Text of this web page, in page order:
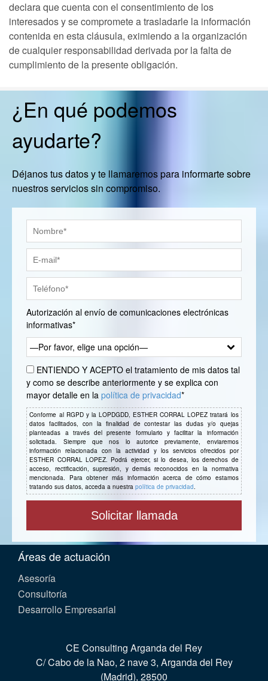
declara que cuenta con el consentimiento de los
interesados y se compromete a trasladarle la información
contenida en esta cláusula, eximiendo a la organización
de cualquier responsabilidad derivada por la falta de
cumplimiento de la presente obligación.
¿En qué podemos
ayudarte?
Déjanos tus datos y te llamaremos para informarte sobre
nuestros servicios sin compromiso.
Autorización al envío de comunicaciones electrónicas
informativas*
—Por favor, elige una opción—
ENTIENDO Y ACEPTO el tratamiento de mis datos tal
y como se describe anteriormente y se explica con
mayor detalle en lapolítica de privacidad*
Conforme al RGPD y la LOPDGDD, ESTHER CORRAL LOPEZ tratará los
datos facilitados, con la finalidad de contestar las dudas y/o quejas
planteadas a través del presente formulario y facilitar la información
solicitada. Siempre que nos lo autorice previamente, enviaremos
información relacionada con la actividad y los servicios ofrecidos por
ESTHER CORRAL LOPEZ. Podrá ejercer, si lo desea, los derechos de
acceso, rectificación, supresión, y demás reconocidos en la normativa
mencionada. Para obtener más información acerca de cómo estamos
tratando sus datos, acceda a nuestrapolítica de privacidad.
Áreas de actuación
Asesoría
Consultoría
Desarrollo Empresarial
CE Consulting Arganda del Rey
C/ Cabo de la Nao, 2 nave 3, Arganda del Rey
(Madrid), 28500